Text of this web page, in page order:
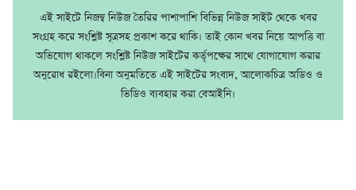
এই সাইটে নিজম্ব নিউজ তৈরির পাশাপাশি বিভিন্ন নিউজ সাইট থেকে খবর
সংগ্রহ করে সংশ্লিষ্ট সূত্রসহ প্রকাশ করে থাকি। তাই কোন খবর নিয়ে আপত্তি বা
অভিযোগ থাকলে সংশ্লিষ্ট নিউজ সাইটের কর্তৃপক্ষের সাথে যোগাযোগ করার
অনুরোধ রইলো।বিনা অনুমতিতে এই সাইটের সংবাদ, আলোকচিত্র অডিও ও
ভিডিও ব্যবহার করা বেআইনি।